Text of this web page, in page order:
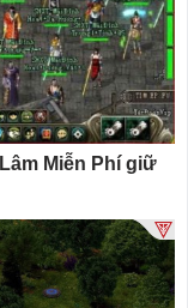
Miễn Phí giữ